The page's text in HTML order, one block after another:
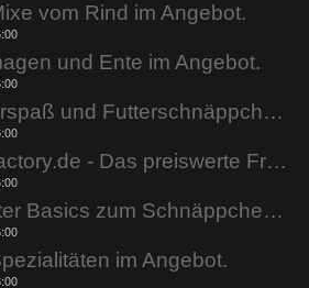
vom Rind im Angebot.
und Ente im Angebot.
Knabberspaß und Futterschnäppchen.
BARF-factory.de - Das preiswerte Frostfutter.
Frostfutter Basics zum Schnäppchenpreis.
im Angebot.